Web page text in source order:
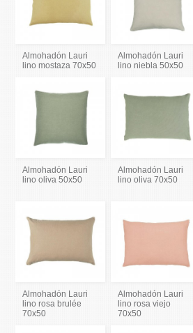
Almohadón Lauri
lino mostaza 70x50
Almohadón Lauri
lino niebla 50x50
Almohadón Lauri
lino oliva 50x50
Almohadón Lauri
lino oliva 70x50
Almohadón Lauri
lino rosa brulée
70x50
Almohadón Lauri
lino rosa viejo
70x50